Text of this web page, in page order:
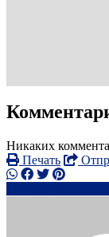
Никаких
Печать